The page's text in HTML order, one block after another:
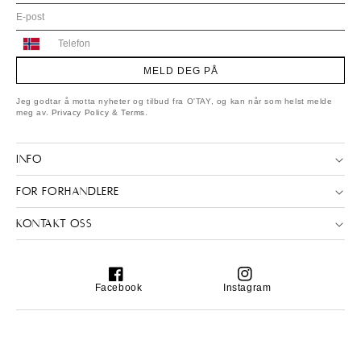
Norway
MELD DEG PÅ
Jeg godtar å motta nyheter og tilbud fra O'TAY, og kan når som helst melde
meg av. Privacy Policy &Terms
INFO
FOR FORHANDLERE
KONTAKT OSS
Facebook
Facebook
Instagram
Instagram